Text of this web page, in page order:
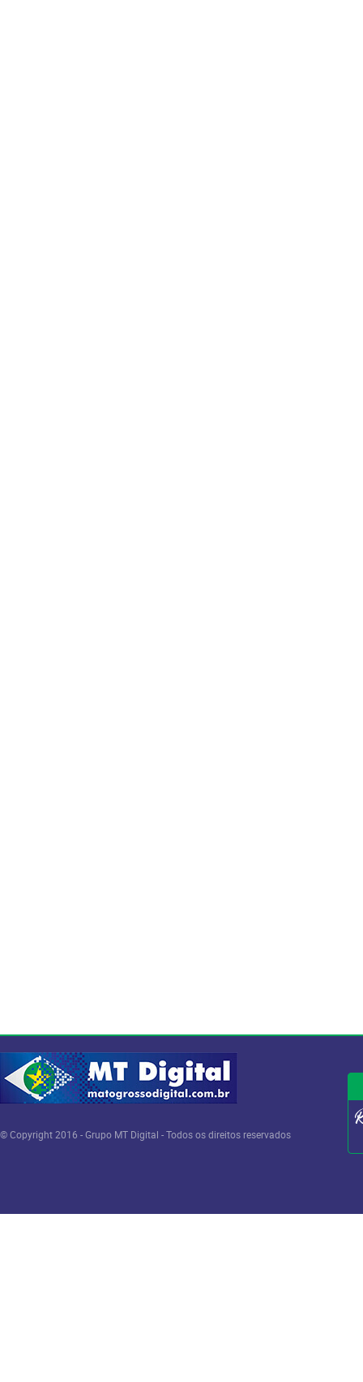
© Copyright 2016 - Grupo MT Digital - Todos os direitos reservados